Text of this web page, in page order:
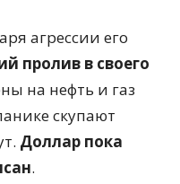
агрессии его
пролив в своего
на нефть и газ
скупают
Доллар пока
.